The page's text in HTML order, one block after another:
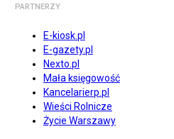
PARTNERZY
E-kiosk.pl
E-gazety.pl
Nexto.pl
Mała księgowość
Kancelarierp.pl
Wieści Rolnicze
Życie Warszawy